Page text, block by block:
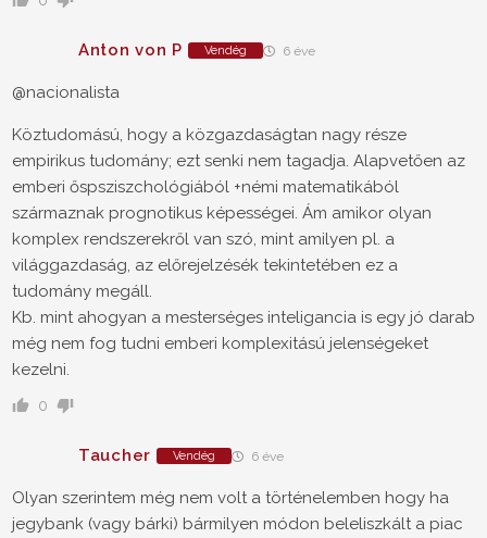
Anton von P Vendég 6 éve
@nacionalista
Köztudomású, hogy a közgazdaságtan nagy része
empirikus tudomány; ezt senki nem tagadja. Alapvetően az
emberi őspsziszchológiából +némi matematikából
származnak prognotikus képességei. Ám amikor olyan
komplex rendszerekről van szó, mint amilyen pl. a
világgazdaság, az előrejelzésék tekintetében ez a
tudomány megáll.
Kb. mint ahogyan a mesterséges inteligancia is egy jó darab
még nem fog tudni emberi komplexitású jelenségeket
kezelni.
0
Taucher Vendég 6 éve
Olyan szerintem még nem volt a történelemben hogy ha
jegybank (vagy bárki) bármilyen módon beleliszkált a piac